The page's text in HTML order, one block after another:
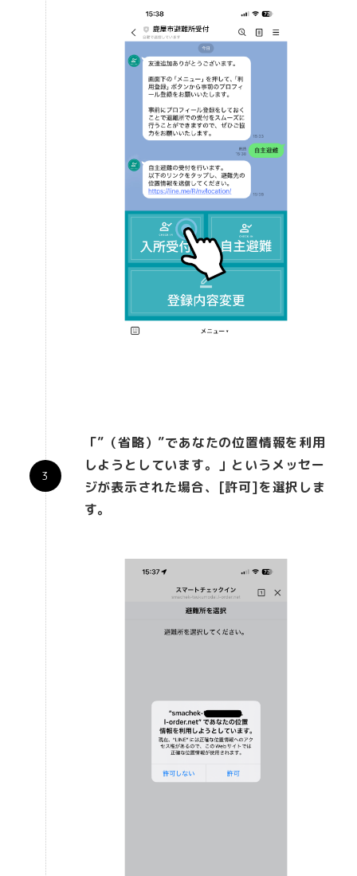
「”（省略）”であなたの位置情報を利用
しようとしています。」というメッセー
ジが表示された場合、[許可]を選択しま
す。